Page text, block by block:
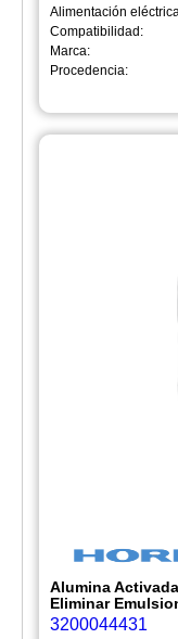
Alimentación
Compatibilidad:
Marca:
Procedencia:
Alumina
Eliminar
3200044431